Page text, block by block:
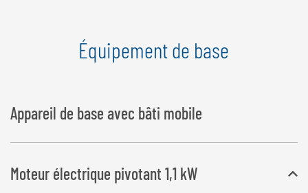
Équipement de base
Appareil de base avec bâti mobile
Moteur électrique pivotant 1,1 kW